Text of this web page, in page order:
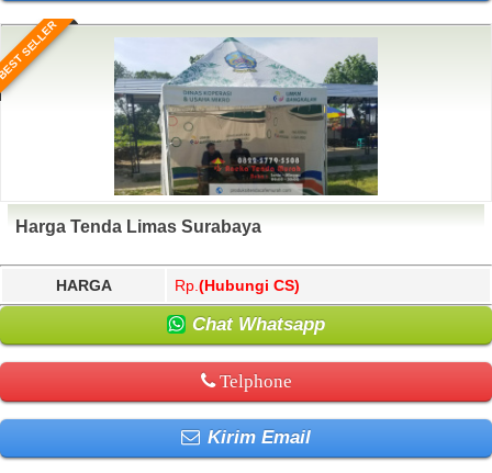
SELLER
Harga Tenda Limas Surabaya
HARGA Rp. (Hubungi CS)
Chat Whatsapp
Telphone
Kirim Email